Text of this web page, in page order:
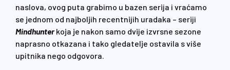
naslova, ovog puta grabimo u bazen serija i vraćamo
se jednom od najboljih recentnijih uradaka – seriji
Mindhunterkoja je nakon samo dvije izvrsne sezone
naprasno otkazana i tako gledatelje ostavila s više
upitnika nego odgovora.